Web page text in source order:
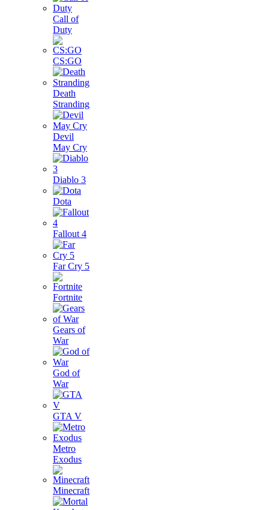
Call of
Duty
CS:GO
Death
Stranding
Devil
May Cry
Diablo 3
Dota
Fallout 4
Far Cry 5
Fortnite
Gears of
War
God of
War
GTA V
Metro
Exodus
Minecraft